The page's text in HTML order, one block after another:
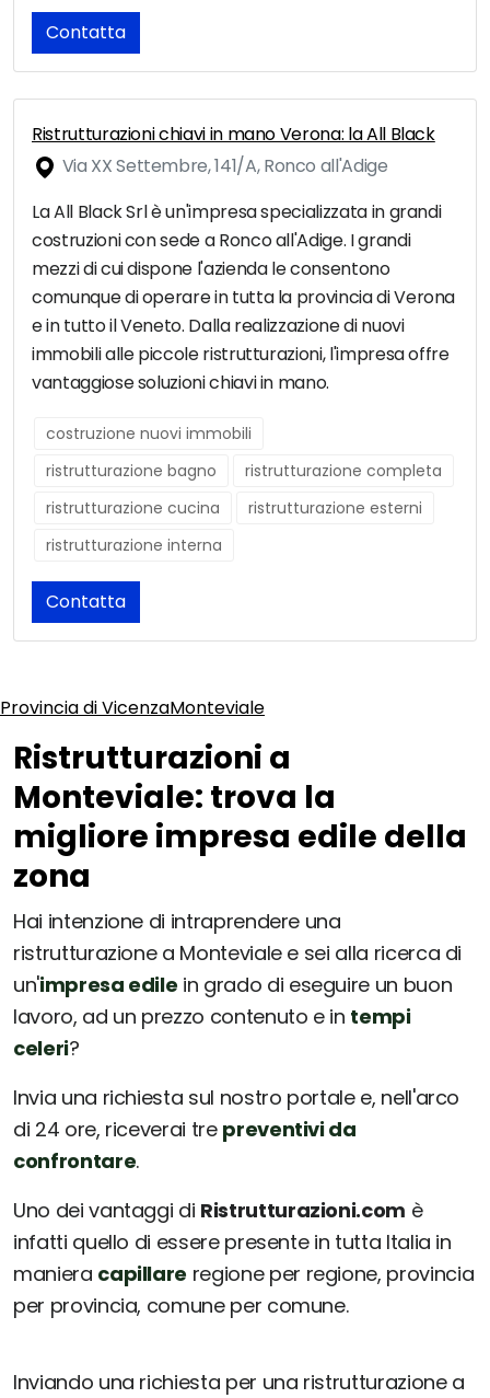
Contatta
Ristrutturazioni chiavi in mano Verona: la All Black
Via XX Settembre, 141/A, Ronco all'Adige
La All Black Srl è un'impresa specializzata in grandi
costruzioni con sede a Ronco all'Adige. I grandi
mezzi di cui dispone l'azienda le consentono
comunque di operare in tutta la provincia di Verona
e in tutto il Veneto. Dalla realizzazione di nuovi
immobili alle piccole ristrutturazioni, l'impresa offre
vantaggiose soluzioni chiavi in mano.
costruzione nuovi immobili
ristrutturazione bagno
ristrutturazione completa
ristrutturazione cucina
ristrutturazione esterni
ristrutturazione interna
Contatta
Provincia di VicenzaMonteviale
Ristrutturazioni a
Monteviale: trova la
migliore impresa edile della
zona
Hai intenzione di intraprendere una
ristrutturazione a Monteviale e sei alla ricerca di
un'impresa edile in grado di eseguire un buon
lavoro, ad un prezzo contenuto e in tempi
celeri?
Invia una richiesta sul nostro portale e, nell'arco
di 24 ore, riceverai tre preventivi da
confrontare.
Uno dei vantaggi di Ristrutturazioni.com è
infatti quello di essere presente in tutta Italia in
maniera capillare regione per regione, provincia
per provincia, comune per comune.
Inviando una richiesta per una ristrutturazione a